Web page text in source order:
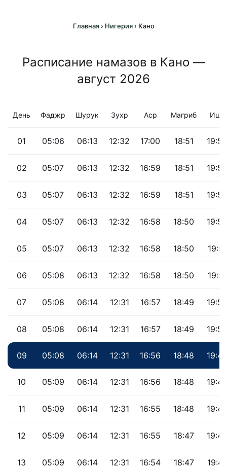
Главная› Нигерия› Кано
Расписание намазов в Кано —
август 2026
День Фаджр Шурук Зухр Аср Магриб Иша
01 05:06 06:13 12:32 17:00 18:51 19:53
02 05:07 06:13 12:32 16:59 18:51 19:53
03 05:07 06:13 12:32 16:59 18:51 19:52
04 05:07 06:13 12:32 16:58 18:50 19:52
05 05:07 06:13 12:32 16:58 18:50 19:51
06 05:08 06:13 12:32 16:58 18:50 19:51
07 05:08 06:14 12:31 16:57 18:49 19:50
08 05:08 06:14 12:31 16:57 18:49 19:50
09 05:08 06:14 12:31 16:56 18:48 19:49
10 05:09 06:14 12:31 16:56 18:48 19:49
11 05:09 06:14 12:31 16:55 18:48 19:48
12 05:09 06:14 12:31 16:55 18:47 19:48
13 05:09 06:14 12:31 16:54 18:47 19:47